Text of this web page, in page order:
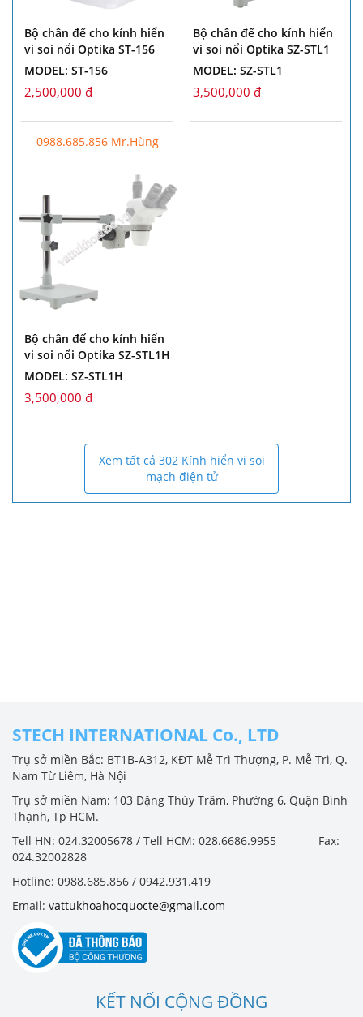
Bộ chân đế cho kính hiển
vi soi nổi Optika ST-156
MODEL: ST-156
2,500,000 đ
Bộ chân đế cho kính hiển
vi soi nổi Optika SZ-STL1
MODEL: SZ-STL1
3,500,000 đ
0988.685.856 Mr.Hùng
Bộ chân đế cho kính hiển
vi soi nổi Optika SZ-STL1H
MODEL: SZ-STL1H
3,500,000 đ
Xem tất cả 302 Kính hiển vi soi
mạch điện tử
STECH INTERNATIONAL Co., LTD
Trụ sở miền Bắc: BT1B-A312, KĐT Mễ Trì Thượng, P. Mễ Trì, Q.
Nam Từ Liêm, Hà Nội
Trụ sở miền Nam: 103 Đặng Thùy Trâm, Phường 6, Quận Bình
Thạnh, Tp HCM.
Tell HN: 024.32005678 / Tell HCM: 028.6686.9955 Fax:
024.32002828
Hotline: 0988.685.856 / 0942.931.419
Email: vattukhoahocquocte@gmail.com
KẾT NỐI CỘNG ĐỒNG